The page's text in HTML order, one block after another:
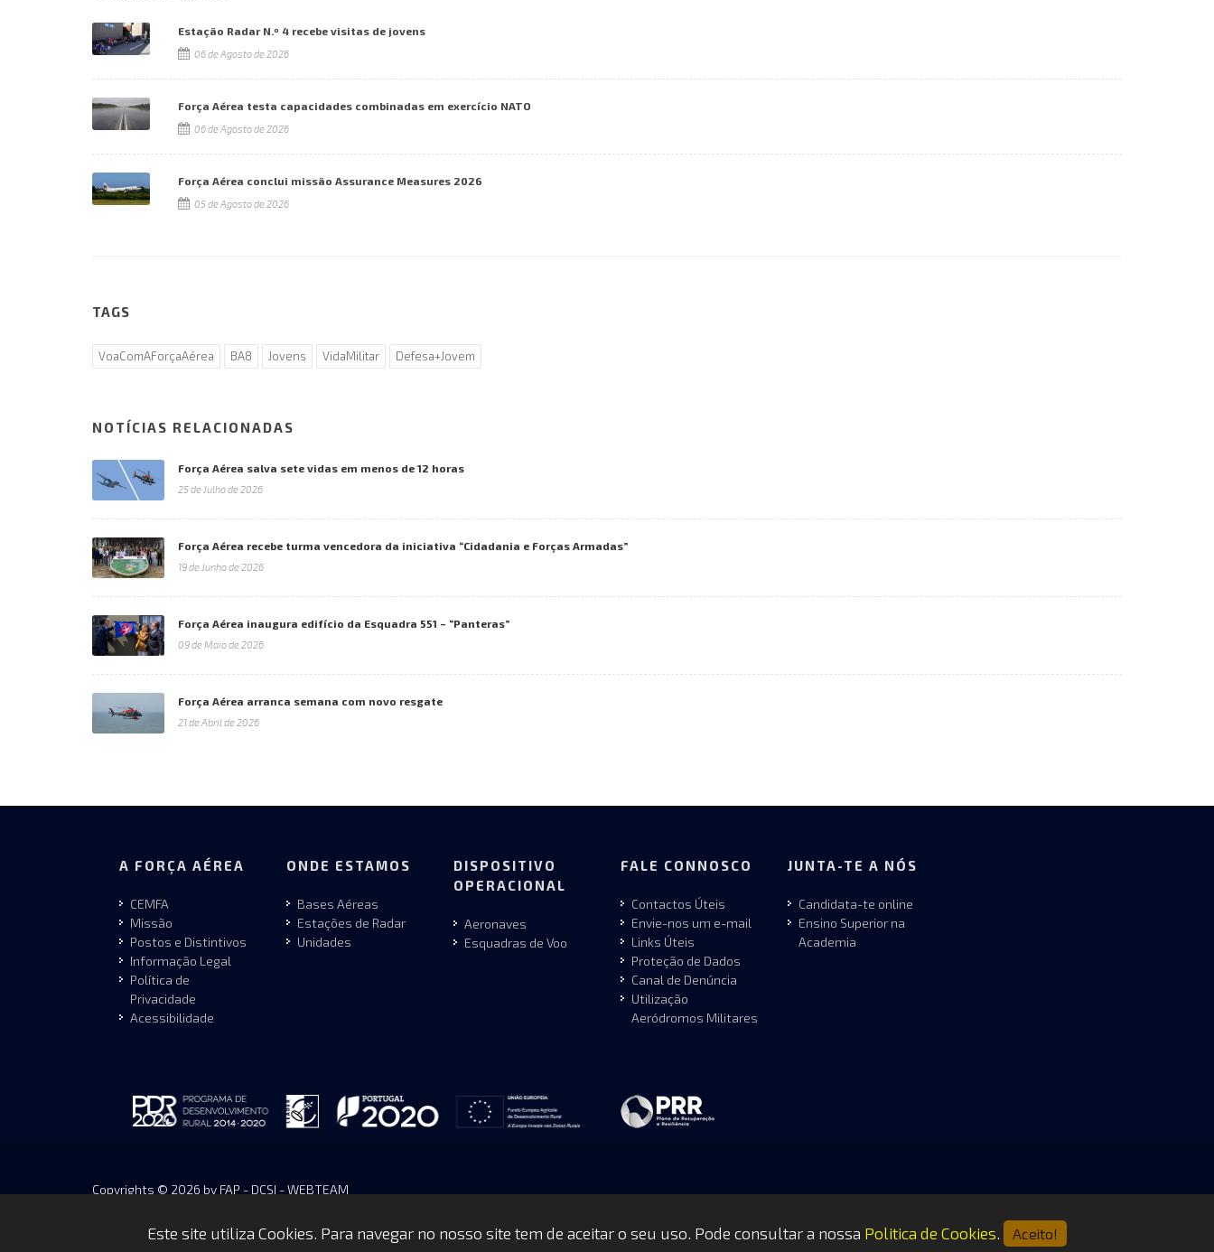
Estação Radar N.º 4 recebe visitas de jovens
06 de Agosto de 2026
Força Aérea testa capacidades combinadas em exercício NATO
06 de Agosto de 2026
Força Aérea conclui missão Assurance Measures 2026
05 de Agosto de 2026
TAGS
VoaComAForçaAérea BA8 Jovens VidaMilitar Defesa+Jovem
NOTÍCIAS RELACIONADAS
Força Aérea salva sete vidas em menos de 12 horas
25 de Julho de 2026
Força Aérea recebe turma vencedora da iniciativa “Cidadania e Forças Armadas”
19 de Junho de 2026
Força Aérea inaugura edifício da Esquadra 551 – “Panteras”
09 de Maio de 2026
Força Aérea arranca semana com novo resgate
21 de Abril de 2026
A FORÇA AÉREA
CEMFA
Missão
Postos e Distintivos
Informação Legal
Política de
Privacidade
Acessibilidade
ONDE ESTAMOS
Bases Aéreas
Estações de Radar
Unidades
DISPOSITIVO
OPERACIONAL
Aeronaves
Esquadras de Voo
FALE CONNOSCO
Contactos Úteis
Envie-nos um e-mail
Links Úteis
Proteção de Dados
Canal de Denúncia
Utilização
Aeródromos Militares
JUNTA-TE A NÓS
Candidata-te online
Ensino Superior na
Academia
Copyrights © 2026 by FAP - DCSI - WEBTEAM
Este site utiliza Cookies. Para navegar no nosso site tem de aceitar o seu uso. Pode consultar a nossa Politica de Cookies. Aceito!